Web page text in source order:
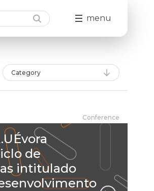
menu
Category
Conference
de
intitulado